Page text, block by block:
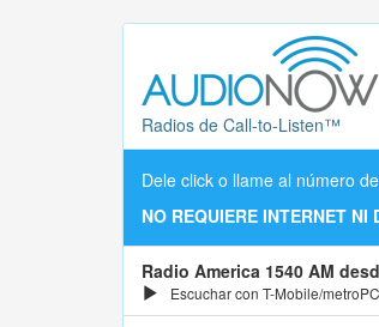
Radios de Call-to-Listen™
Dele click o llame al número
NO REQUIERE INTERNET NI
Radio America 1540 AM
Escuchar con T-Mobile/